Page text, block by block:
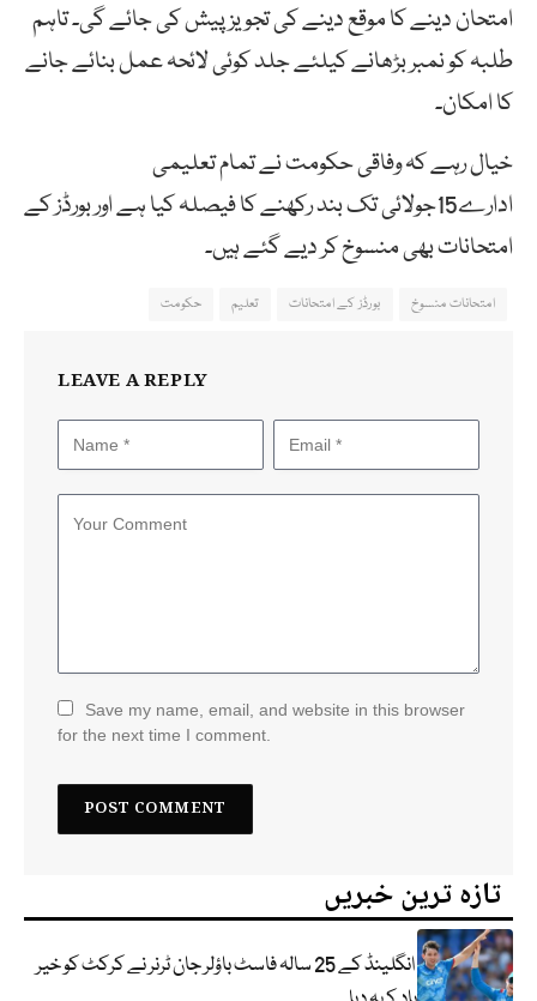
امتحان دینے کا موقع دینے کی تجویز پیش کی جائے گی۔ تاہم
طلبہ کو نمبر بڑھانے کیلئے جلد کوئی لائحہ عمل بنائے جانے
کا امکان۔
خیال رہے کہ وفاقی حکومت نے تمام تعلیمی
ادارے15جولائی تک بند رکھنے کا فیصلہ کیا ہے اور بورڈز کے
امتحانات بھی منسوخ کر دیے گئے ہیں۔
امتحانات منسوخ بورڈز کے امتحانات تعلیم حکومت
LEAVE A REPLY
Save my name, email, and website in this browser
for the next time I comment.
تازہ ترین خبریں
انگلینڈ کے 25 سالہ فاسٹ باؤلر جان ٹرنر نے کرکٹ کو خیر